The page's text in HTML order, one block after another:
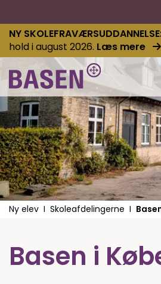
NY SKOLEFRAVÆRSUDDANNELSE
hold i august 2026. Læs mere
Ny elev Skoleafdelingerne
Basen i